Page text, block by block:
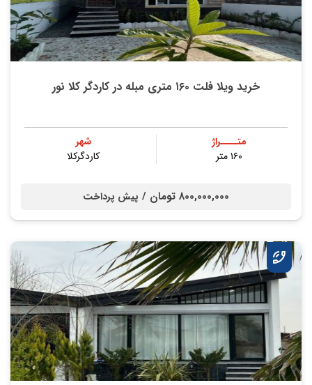
خرید ویلا فلت ۱۶۰ متری مبله در کاردگر کلا نور
متــــراژ
۱۶۰ متر
شهر
کاردگرکلا
800,000,000 تومان / پیش پرداخت